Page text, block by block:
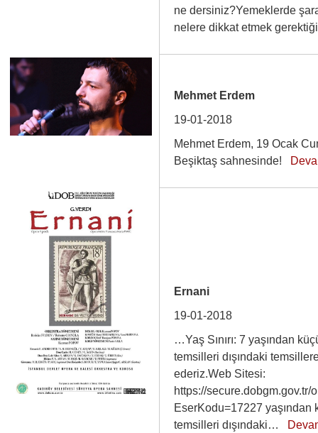
ne dersiniz?Yemeklerde
nelere dikkat etmek
Mehmet Erdem
19-01-2018
Mehmet Erdem, 19 Ocak
Beşiktaş sahnesinde!
Ernani
19-01-2018
…Yaş Sınırı: 7 yaşından
temsilleri dışındaki
ederiz.Web Sitesi:
https://
EserKodu=17227
temsilleri dışındaki…